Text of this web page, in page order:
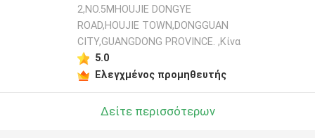
2,NO.5MHOUJIE DONGYE
ROAD,HOUJIE TOWN,DONGGUAN
CITY,GUANGDONG PROVINCE. ,Κίνα
5.0
Ελεγχμένος προμηθευτής
Δείτε περισσότερων